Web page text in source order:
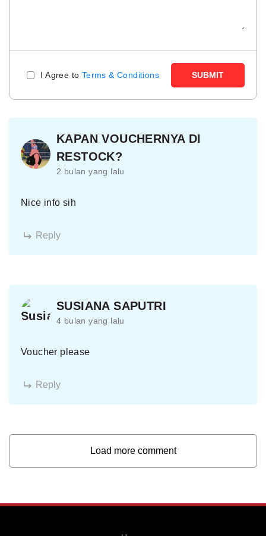
I Agree to Terms & Conditions SUBMIT
KAPAN VOUCHERNYA DI
RESTOCK?
2 bulan yang lalu
Nice info sih
Reply
SUSIANA SAPUTRI
4 bulan yang lalu
Voucher please
Reply
Load more comment